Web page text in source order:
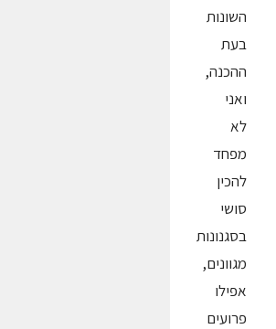
השונות
בעת
ההכנה,
ואני
לא
מפחד
להכין
סושי
בסגנונות
מגוונים,
אפילו
פרועים